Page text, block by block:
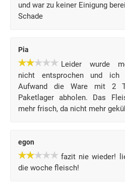
und war zu keiner Einigung
Schade
Pia
Leider wurde
nicht entsprochen und
Aufwand die Ware mit 2
Paketlager abholen. Das
mehr frisch, da nicht mehr
egon
fazit nie wieder!
die woche fleisch!